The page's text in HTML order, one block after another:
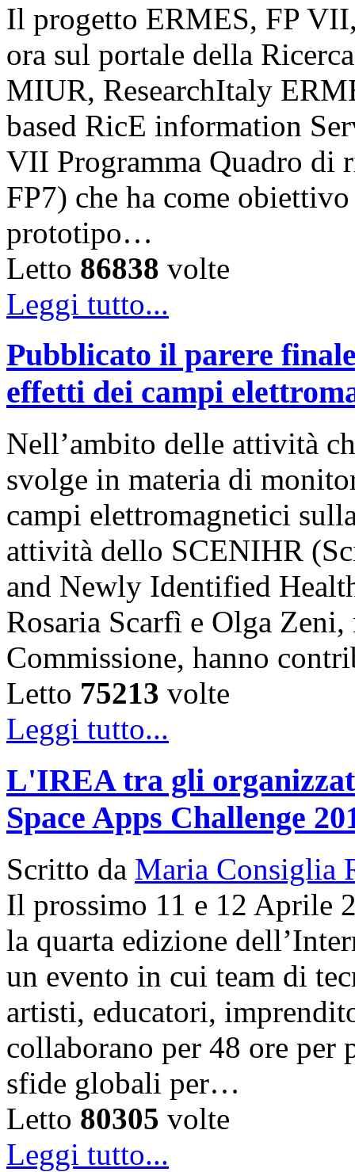
Il progetto ERMES, FP
ora sul portale della
MIUR, ResearchItaly
based RicE information
VII Programma Quadro di
FP7) che ha come
prototipo…
Letto 86838 volte
Leggi tutto...
Pubblicato il parere
effetti dei campi
Nell’ambito delle attività
svolge in materia di
campi elettromagnetici
attività dello SCENIHR
and Newly Identified
Rosaria Scarfì e Olga
Commissione, hanno
Letto 75213 volte
Leggi tutto...
L'IREA tra gli
Space Apps Challenge
Scritto da Maria Consiglia
Il prossimo 11 e 12 Aprile
la quarta edizione
un evento in cui team di
artisti, educatori,
collaborano per 48 ore
sfide globali per…
Letto 80305 volte
Leggi tutto...